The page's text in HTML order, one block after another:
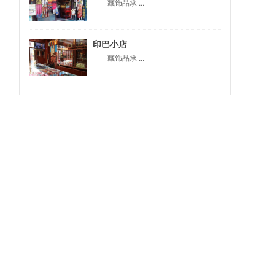
藏饰品承 ...
印巴小店
藏饰品承 ...